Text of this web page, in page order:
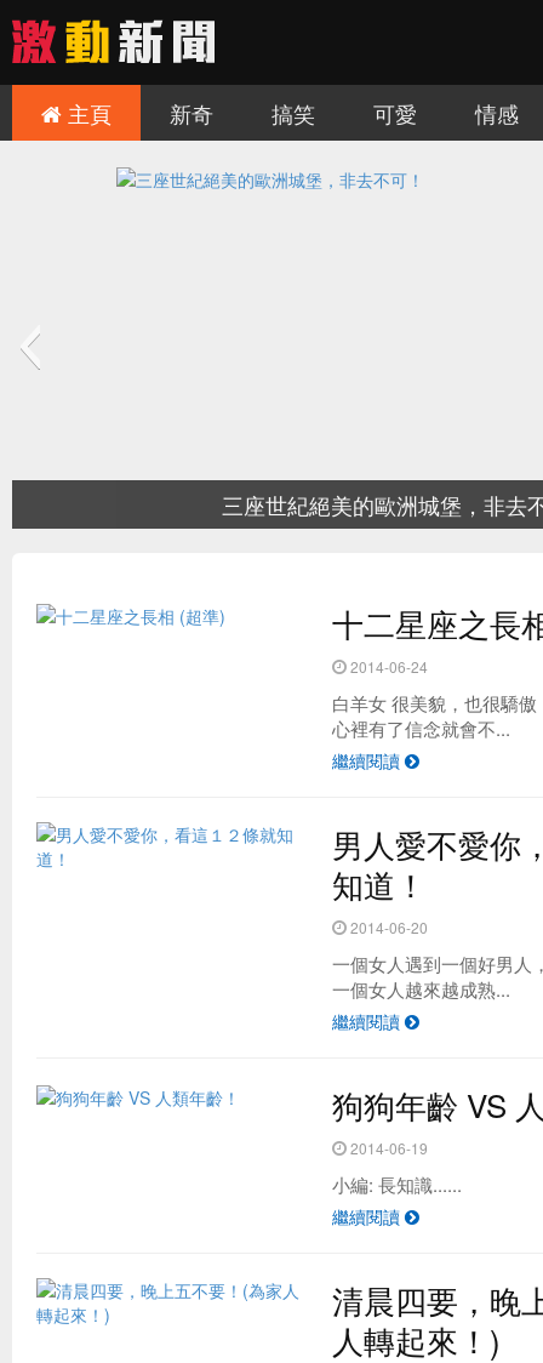
主頁 新奇 搞笑 可愛 情感
慎入！讓人難毛骨悚然的三個旅遊景點
台灣最夯的野餐地點 原來是這！？
十二星座之長
2014-06-24
白羊女 很美貌，也很驕
心裡有了信念就會不...
繼續閱讀
男人愛不愛你
知道！
2014-06-20
一個女人遇到一個好男人
一個女人越來越成熟...
繼續閱讀
狗狗年齡 VS
2014-06-19
小編: 長知識......
繼續閱讀
清晨四要，晚
人轉起來！)